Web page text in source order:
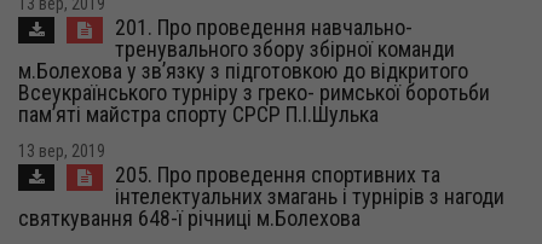
201. Про проведення навчально-
тренувального збору збірної команди
м.Болехова у зв’язку з підготовкою до відкритого
Всеукраїнського турніру з греко- римської боротьби
пам’яті майстра спорту СРСР П.І.Шулька
13 вер, 2019
205. Про проведення спортивних та
інтелектуальних змагань і турнірів з нагоди
святкування 648-ї річниці м.Болехова